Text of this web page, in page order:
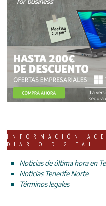
INFORMACIÓN
DIARIO DIGITAL
Noticias de última hora en
Noticias Tenerife Norte
Términos legales